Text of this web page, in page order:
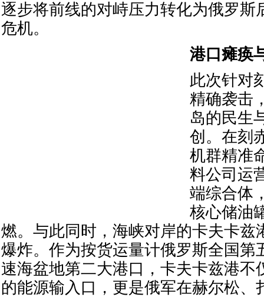
逐步将前线的对峙压力转化为俄罗斯
危机。
港口瘫痪
此次针对
精确袭击
岛的民生
创。在刻
机群精准
料公司运
端综合体
核心储油
燃。与此同时，海峡对岸的卡夫卡兹
爆炸。作为按货运量计俄罗斯全国第
速海盆地第二大港口，卡夫卡兹港不
的能源输入口，更是俄军在赫尔松、